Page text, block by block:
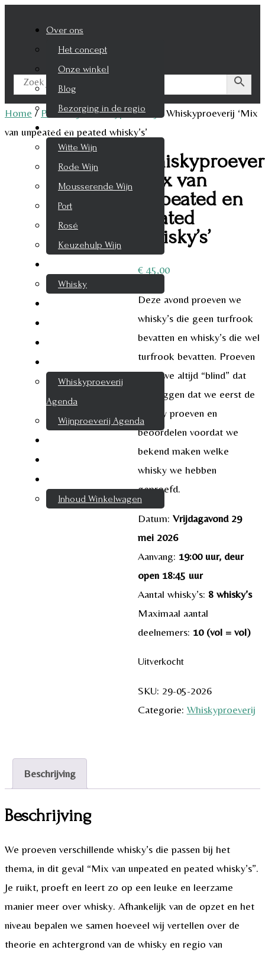
Over ons
Het concept
Onze winkel
Blog
Bezorging in de regio
Wijnen
Witte Wijn
Rode Wijn
Mousserende Wijn
Port
Rosé
Keuzehulp Wijn
Whisky
Whiskyproeverij
Agenda
Wijnproeverij Agenda
Inhoud Winkelwagen
Home /Proeverij/Whiskyproeverij /Whiskyproeverij ‘Mix
van unpeated en peated whisky’s’
‘Mix van
unpeated en
peated
whisky’s’
€45,00
Deze avond proeven we
whisky’s die geen turfrook
bevatten en whisky’s die wel
turfrook bevatten. Proeven
doen we altijd “blind” dat
wil zeggen dat we eerst de
whisky proeven en
beoordelen voordat we
bekend maken welke
whisky we hebben
geproefd.
Datum: Vrijdagavond 29
mei 2026
Aanvang: 19:00 uur, deur
open 18:45 uur
Aantal whisky’s: 8 whisky’s
Maximaal aantal
deelnemers: 10 (vol = vol)
Uitverkocht
SKU: 29-05-2026
Categorie: Whiskyproeverij
Beschrijving
Beschrijving
We proeven verschillende whisky’s die passen bij het
thema, in dit geval “Mix van unpeated en peated whisky’s”.
Je ruikt, proeft en leert zo op een leuke en leerzame
manier meer over whisky. Afhankelijk van de opzet en het
niveau bepalen we samen hoeveel wij vertellen over de
theorie en achtergrond van de whisky en regio van